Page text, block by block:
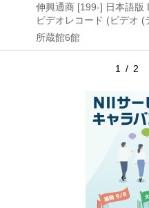
伸興通商 [199-] 日本語版
ビデオレコード (ビデオ (
所蔵館6館
1 / 2